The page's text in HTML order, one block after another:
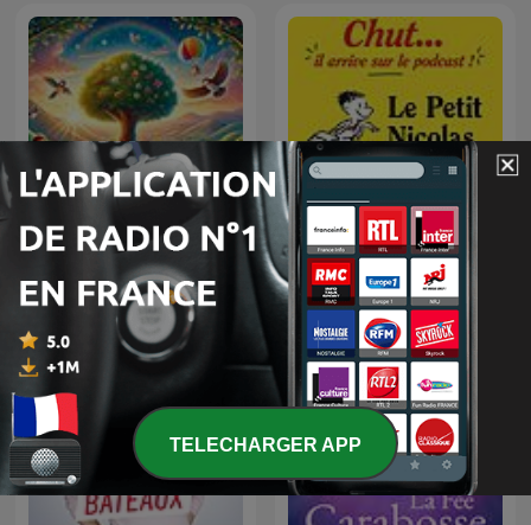
Enfants du Monde
Podcast | Chansons &
Histoires pour Enfants |
Contes & Comptines
Ludiques 2025 |
Apprendre à Chanter
Le Petit Nicolas, et autres
histoires cultes - par
Encore une histoire
TELECHARGER APP